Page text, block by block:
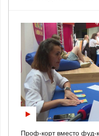
Проф-корт вместо фуд-